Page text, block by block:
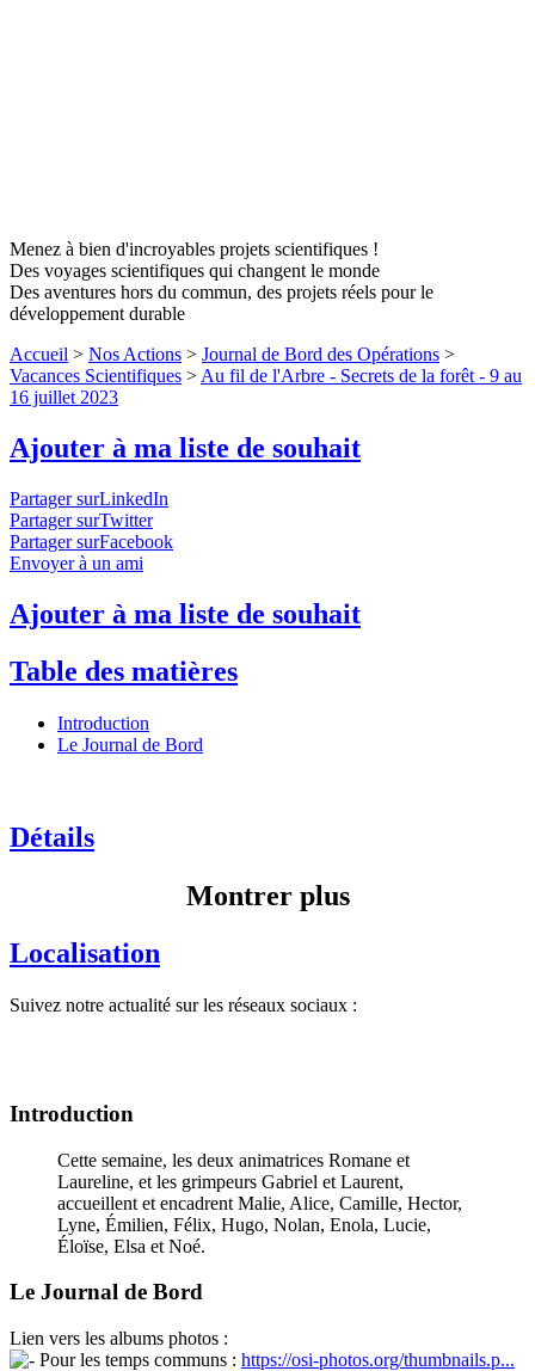
Menez à bien d'incroyables projets scientifiques !
Des voyages scientifiques qui changent le monde
Des aventures hors du commun, des projets réels pour le
développement durable
Accueil > Nos Actions > Journal de Bord des Opérations >
Vacances Scientifiques > Au fil de l'Arbre - Secrets de la forêt - 9 au
16 juillet 2023
Ajouter à ma liste de souhait
Partager surLinkedIn
Partager surTwitter
Partager surFacebook
Envoyer à un ami
Ajouter à ma liste de souhait
Table des matières
Introduction
Le Journal de Bord
Détails
Montrer plus
Localisation
Suivez notre actualité sur les réseaux sociaux :
Introduction
Cette semaine, les deux animatrices Romane et
Laureline, et les grimpeurs Gabriel et Laurent,
accueillent et encadrent Malie, Alice, Camille, Hector,
Lyne, Émilien, Félix, Hugo, Nolan, Enola, Lucie,
Éloïse, Elsa et Noé.
Le Journal de Bord
Lien vers les albums photos :
Pour les temps communs : https://osi-photos.org/thumbnails.p...